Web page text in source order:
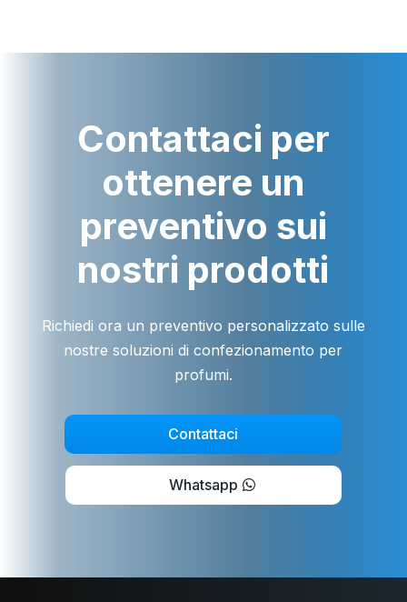
Contattaci per
ottenere un
preventivo sui
nostri prodotti
Richiedi ora un preventivo personalizzato sulle
nostre soluzioni di confezionamento per
profumi.
Contattaci
Whatsapp